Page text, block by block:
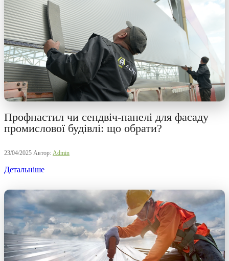
Профнастил чи сендвіч-панелі для фасаду
промислової будівлі: що обрати?
23/04/2025 Автор: Admin
Детальніше